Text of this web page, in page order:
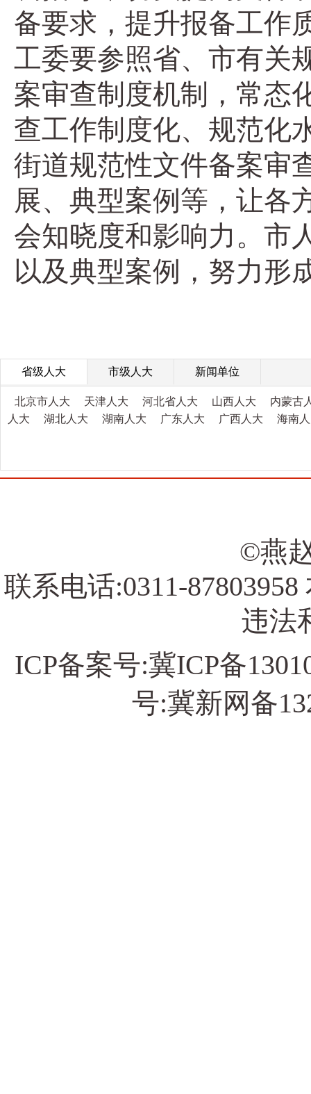
备要求，提升报备工作
工委要参照省、市有关
案审查制度机制，常态
查工作制度化、规范化
街道规范性文件备案审
展、典型案例等，让各
会知晓度和影响力。市
以及典型案例，努力形
省级人大 市级人大 新闻单位
北京市人大 天津人大 河北省人大 山西人大
内蒙古
人大
湖北人大 湖南人大 广东人大 广西人大 海南
©燕
联系电话:0311-
违法
ICP备案号:冀ICP备
号:冀新网备